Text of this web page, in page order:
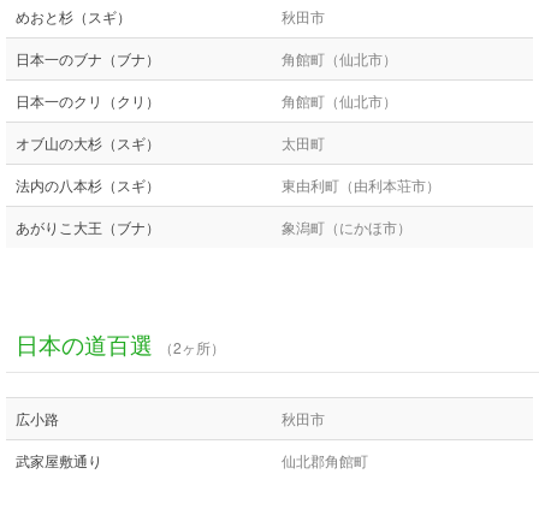
めおと杉（スギ） 秋田市
日本一のブナ（ブナ） 角館町（仙北市）
日本一のクリ（クリ） 角館町（仙北市）
オブ山の大杉（スギ） 太田町
法内の八本杉（スギ） 東由利町（由利本荘市）
あがりこ大王（ブナ） 象潟町（にかほ市）
日本の道百選 （2ヶ所）
広小路 秋田市
武家屋敷通り 仙北郡角館町